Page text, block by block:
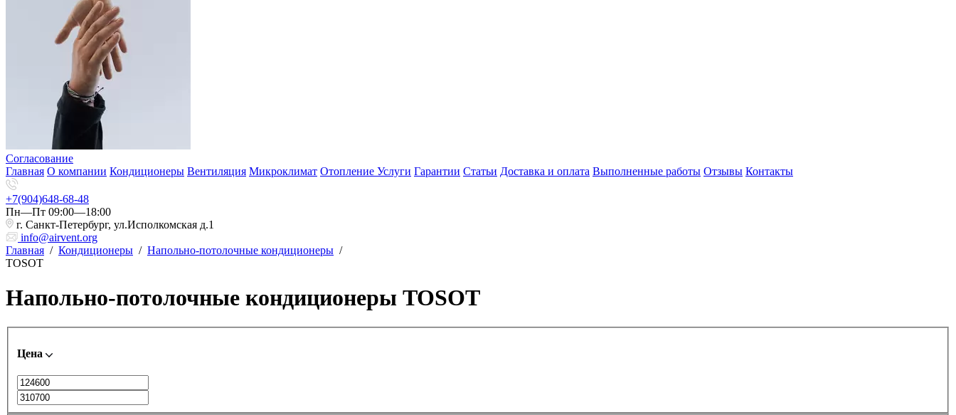
Согласование
Главная О компании Кондиционеры Вентиляция Микроклимат Отопление Услуги Гарантии Статьи Доставка и оплата Выполненные работы Отзывы Контакты
+7(904)648-68-48
Пн—Пт 09:00—18:00
г. Санкт-Петербург, ул.Исполкомская д.1
info@airvent.org
Главная / Кондиционеры / Напольно-потолочные кондиционеры /
TOSOT
Напольно-потолочные кондиционеры TOSOT
Цена